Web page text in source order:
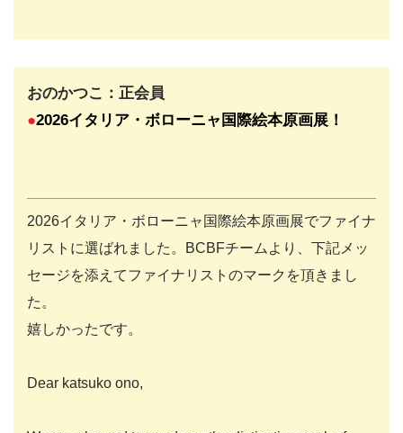
おのかつこ：正会員
●2026イタリア・ボローニャ国際絵本原画展 ！
2026イタリア・ボローニャ国際絵本原画展でファイナ
リストに選ばれました。BCBFチームより、下記メッ
セージを添えてファイナリストのマークを頂きまし
た。
嬉しかったです。
Dear katsuko ono,